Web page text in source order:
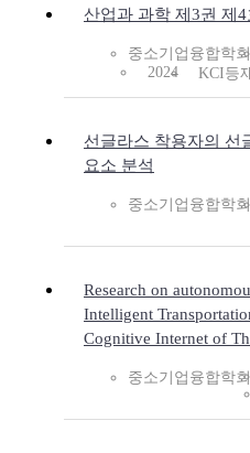
산업과 과학 제3권 제
중소기업융합학회
2024
KCI등
선글라스 착용자의 선
요소 분석
중소기업융합학회
Research on
Intelligent
Cognitive Internet of
중소기업융합학회